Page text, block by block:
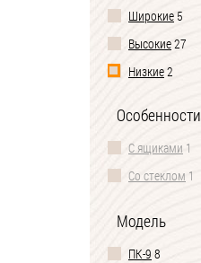
Широкие 5
Высокие27
Низкие2
Особенности
С ящиками 1
Со стеклом 1
Модель
ПК-9 8